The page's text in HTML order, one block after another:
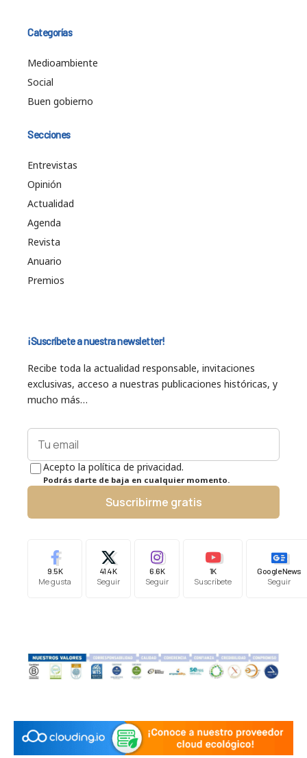
Categorías
Medioambiente
Social
Buen gobierno
Secciones
Entrevistas
Opinión
Actualidad
Agenda
Revista
Anuario
Premios
¡Suscríbete a nuestra newsletter!
Recibe toda la actualidad responsable, invitaciones
exclusivas, acceso a nuestras publicaciones históricas, y
mucho más…
Acepto la política de privacidad.
Podrás darte de baja en cualquier momento.
Suscribirme gratis
9.5K
Me gusta
41.4K
Seguir
6.6K
Seguir
1K
Suscríbete
Google News
Seguir